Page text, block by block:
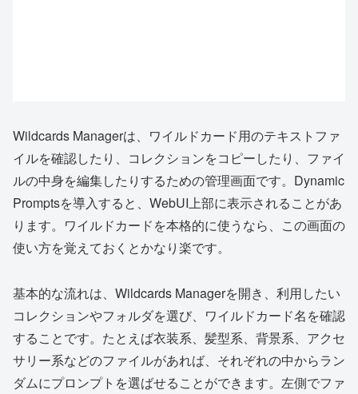
Wildcards Managerは、ワイルドカード用のテキストファ
イルを確認したり、コレクションをコピーしたり、ファイ
ルの中身を編集したりするための管理画面です。Dynamic
Promptsを導入すると、WebUI上部に表示されることがあ
ります。ワイルドカードを本格的に使うなら、この画面の
使い方を覚えておくとかなり楽です。
基本的な流れは、Wildcards Managerを開き、利用したい
コレクションやフォルダを選び、ワイルドカード名を確認
することです。たとえば衣装系、髪型系、背景系、アクセ
サリー系などのファイルがあれば、それぞれの中からラン
ダムにプロンプトを選ばせることができます。左側でファ